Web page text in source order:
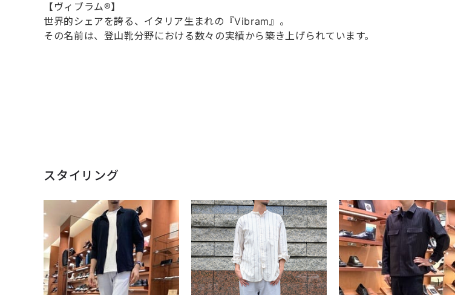
【ヴィブラム®】
世界的シェアを誇る、イタリア生まれの『Vibram』。
その名前は、登山靴分野における数々の実績から築き上げられています。
スタイリング